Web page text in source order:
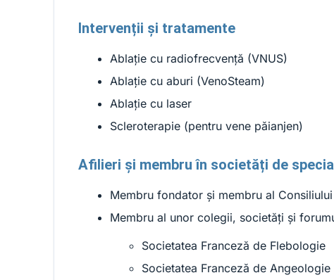
Intervenții și tratamente
Ablație cu radiofrecvență (VNUS)
Ablație cu aburi (VenoSteam)
Ablație cu laser
Scleroterapie (pentru vene păianjen)
Afilieri și membru în societăți de
Membru fondator și membru al
Membru al unor colegii, societăți și
Societatea Franceză de Flebologie
Societatea Franceză de Angeologie